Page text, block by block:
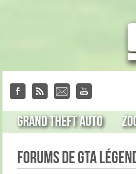
Grand Theft Auto
Forums de GTA